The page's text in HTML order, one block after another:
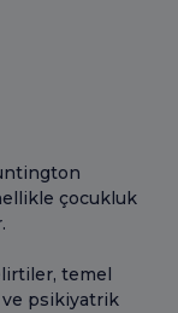
çocukluk
temel
psikiyatrik